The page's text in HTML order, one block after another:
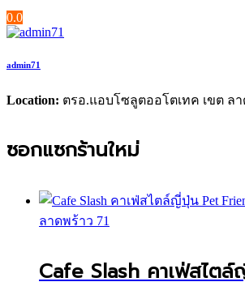
0.0
admin71
Location: ตรอ.แอบโซลูตออโตเทค เขต ล
ซอกแซกร้านใหม่
ลาดพร้าว 71
Cafe Slash คาเฟ่สไต